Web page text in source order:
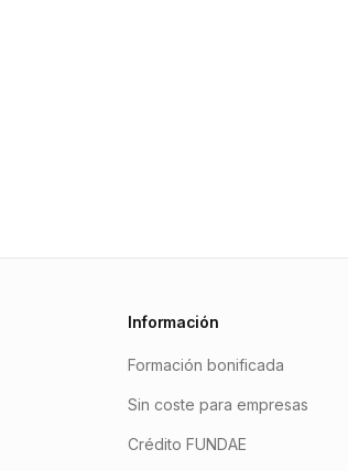
Información
Formación bonificada
Sin coste para empresas
Crédito FUNDAE